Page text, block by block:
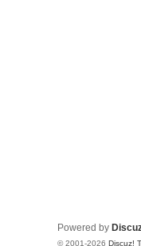
Powered by
© 2001-2026 Discuz!